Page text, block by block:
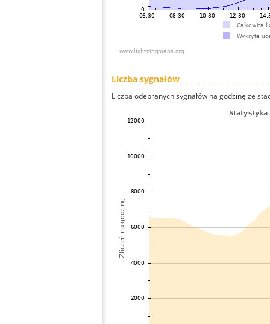
Liczba sygnałów
Liczba odebranych sygnałów na godzinę ze